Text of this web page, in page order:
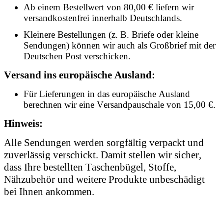
Ab einem Bestellwert von 80,00 € liefern wir
versandkostenfrei innerhalb Deutschlands.
Kleinere Bestellungen (z. B. Briefe oder kleine
Sendungen) können wir auch als Großbrief mit der
Deutschen Post verschicken.
Versand ins europäische Ausland:
Für Lieferungen in das europäische Ausland
berechnen wir eine Versandpauschale von 15,00 €.
Hinweis:
Alle Sendungen werden sorgfältig verpackt und
zuverlässig verschickt. Damit stellen wir sicher,
dass Ihre bestellten Taschenbügel, Stoffe,
Nähzubehör und weitere Produkte unbeschädigt
bei Ihnen ankommen.